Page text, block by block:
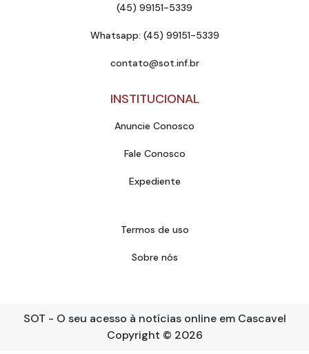
(45) 99151-5339
Whatsapp: (45) 99151-5339
contato@sot.inf.br
INSTITUCIONAL
Anuncie Conosco
Fale Conosco
Expediente
Termos de uso
Sobre nós
SOT - O seu acesso à notícias online em Cascavel
Copyright © 2026